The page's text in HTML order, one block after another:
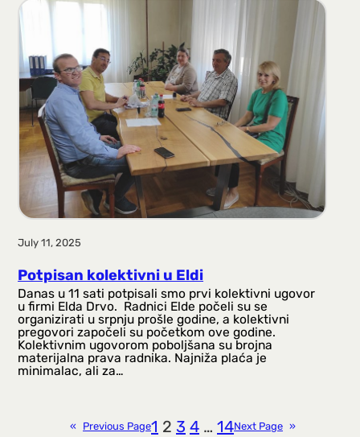
July 11, 2025
Potpisan kolektivni u Eldi
Danas u 11 sati potpisali smo prvi kolektivni ugovor
u firmi Elda Drvo. Radnici Elde počeli su se
organizirati u srpnju prošle godine, a kolektivni
pregovori započeli su početkom ove godine.
Kolektivnim ugovorom poboljšana su brojna
materijalna prava radnika. Najniža plaća je
minimalac, ali za…
« Previous Page1 2 3 4 … 14Next Page »